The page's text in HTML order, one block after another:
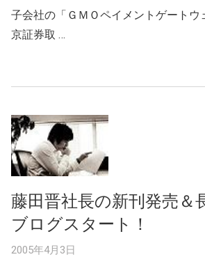
子会社の「ＧＭＯペイメントゲートウ
京証券取 …
藤田晋社長の新刊発売＆
ブログスタート！
2005年4月3日